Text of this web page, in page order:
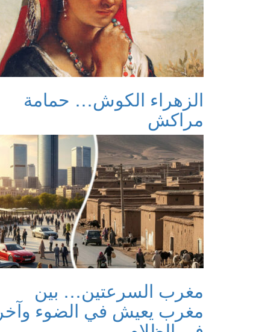
الزهراء الكوش… حمامة
مراكش
مغرب السرعتين… بين
مغرب يعيش في الضوء وآخر